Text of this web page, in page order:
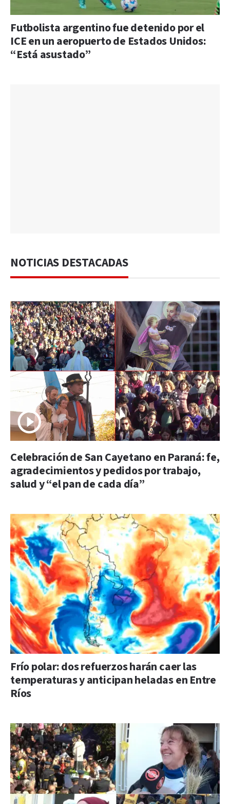
Futbolista argentino fue detenido por el
ICE en un aeropuerto de Estados Unidos:
“Está asustado”
NOTICIAS DESTACADAS
Celebración de San Cayetano en Paraná: fe,
agradecimientos y pedidos por trabajo,
salud y “el pan de cada día”
Frío polar: dos refuerzos harán caer las
temperaturas y anticipan heladas en Entre
Ríos